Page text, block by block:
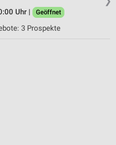
Uhr |
Geöffnet
3 Prospekte